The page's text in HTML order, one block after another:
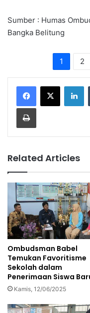
Sumber : Humas
Bangka Belitung
1 2
Print
Related Articles
Ombudsman Babel
Temukan Favoritisme
Sekolah dalam
Penerimaan Siswa
Kamis, 12/06/2025